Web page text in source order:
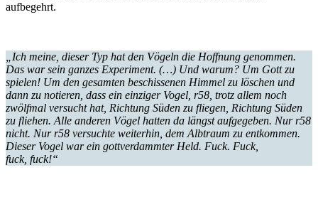
aufbegehrt.
„Ich meine, dieser Typ hat den Vögeln die Hoffnung genommen.
Das war sein ganzes Experiment. (…) Und warum? Um Gott zu
spielen! Um den gesamten beschissenen Himmel zu löschen und
dann zu notieren, dass ein einziger Vogel, r58, trotz allem noch
zwölfmal versucht hat, Richtung Süden zu fliegen, Richtung Süden
zu fliehen. Alle anderen Vögel hatten da längst aufgegeben. Nur r58
nicht. Nur r58 versuchte weiterhin, dem Albtraum zu entkommen.
Dieser Vogel war ein gottverdammter Held. Fuck. Fuck,
fuck, fuck!“